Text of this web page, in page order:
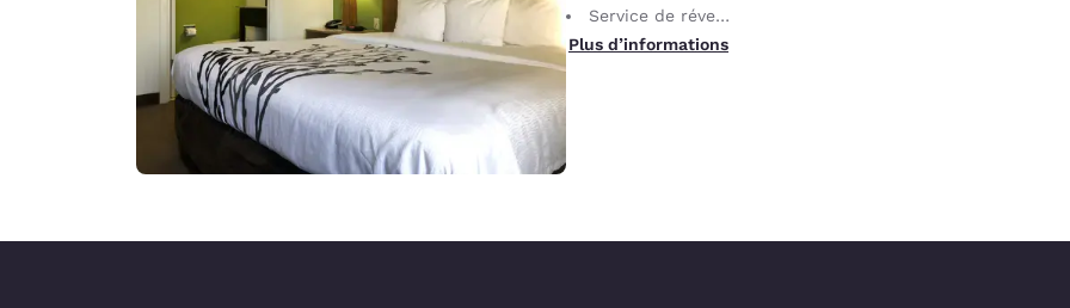
Service de réveil téléphonique
Plus d’informations